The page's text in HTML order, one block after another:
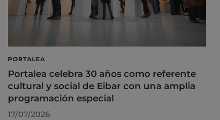
PORTALEA
Portalea celebra 30 años como referente
cultural y social de Eibar con una amplia
programación especial
17/07/2026